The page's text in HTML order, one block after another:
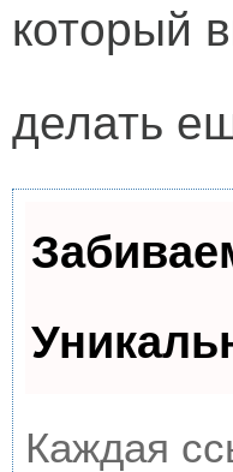
который
делать
Каждая